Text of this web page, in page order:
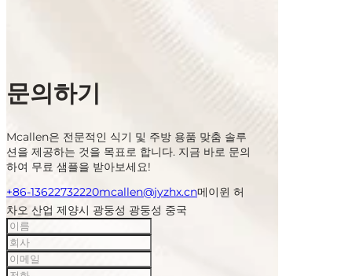
문의하기
Mcallen은 전문적인 식기 및 주방 용품 맞춤 솔루
션을 제공하는 것을 목표로 합니다. 지금 바로 문의
하여 무료 샘플을 받아보세요!
+86-13622732220mcallen@jyzhx.cn메이윈 허
차오 산업 제양시 광둥성 광둥성 중국